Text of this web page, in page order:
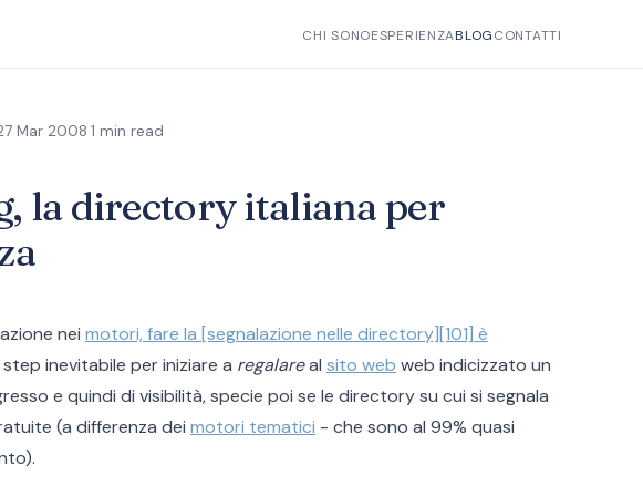
CHI SONOESPERIENZABLOGCONTATTI
Mar 2008·1 min read
la directory italiana per
nei motori, fare la [segnalazione nelle directory][101] è
inevitabile per iniziare a regalareal sito web web indicizzato un
e quindi di visibilità, specie poi se le directory su cui si segnala
(a differenza dei motori tematici - che sono al 99% quasi